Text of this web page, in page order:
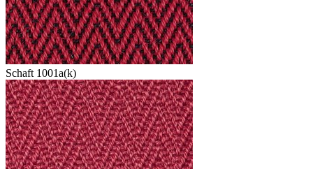
Schaft 1001a(k)